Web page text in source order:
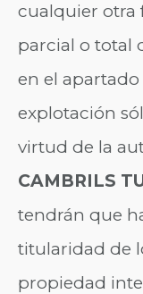
cualquier otra
parcial o total
en el apartado
explotación
virtud de la
CAMBRILS
tendrán que
titularidad de
propiedad